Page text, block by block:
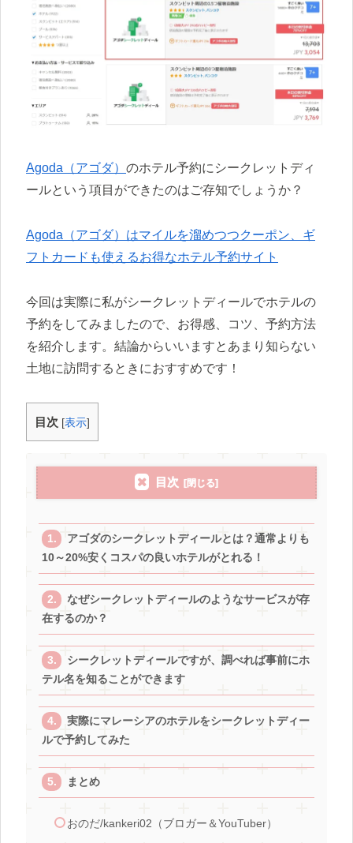
Agoda（アゴダ） のホテル予約にシークレットディ
ールという項目ができたのはご存知でしょうか？
Agoda（アゴダ）はマイルを溜めつつクーポン、ギ
フトカードも使えるお得なホテル予約サイト
今回は実際に私がシークレットディールでホテルの
予約をしてみましたので、お得感、コツ、予約方法
を紹介します。結論からいいますとあまり知らない
土地に訪問するときにおすすめです！
目次 [表示]
目次
アゴダのシークレットディールとは？通常よりも
10～20%安くコスパの良いホテルがとれる！
なぜシークレットディールのようなサービスが存
在するのか？
シークレットディールですが、調べれば事前にホ
テル名を知ることができます
実際にマレーシアのホテルをシークレットディー
ルで予約してみた
まとめ
おのだ/kankeri02（ブロガー＆YouTuber）